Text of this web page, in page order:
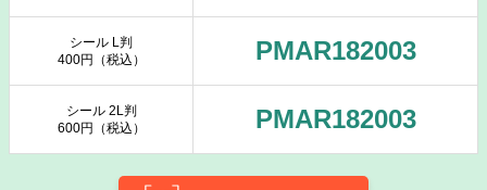
シール L判
400円（税込）
PMAR182003
シール 2L判
600円（税込）
PMAR182003